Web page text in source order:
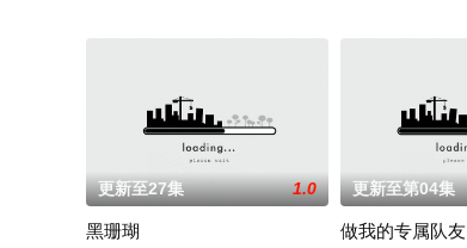
更新至27集 1.0
黑珊瑚
更新至第04集
做我的专属队友